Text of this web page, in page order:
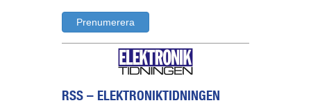
RSS – ELEKTRONIKTIDNINGEN